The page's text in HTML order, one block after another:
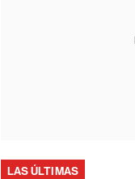
LAS ÚLTIMAS